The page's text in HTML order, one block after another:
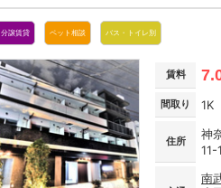
分譲賃貸 ペット相談 バス・トイレ別
賃料
間取り 1K
住所
神
11-
南